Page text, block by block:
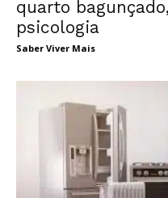
quarto
psicologia
Saber Viver Mais